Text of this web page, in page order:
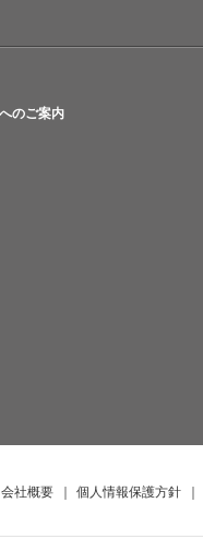
のご案内
会社概要 ｜ 個人情報保護方針 ｜